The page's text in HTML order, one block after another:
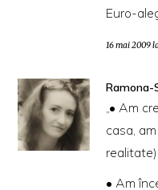
Euro-
16 mai 2009
Ramona-
„• Am
casa,
realitate)
• Am